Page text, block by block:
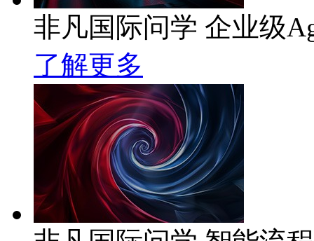
非凡国际问学 企业级
了解更多